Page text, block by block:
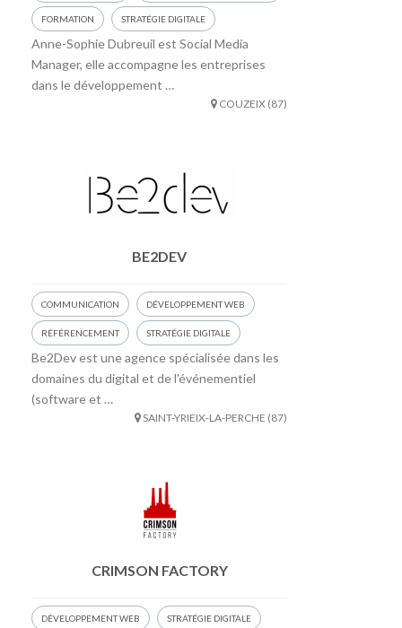
FORMATION STRATÉGIE DIGITALE
Anne-Sophie Dubreuil est Social Media
Manager, elle accompagne les entreprises
dans le développement …
COUZEIX (87)
BE2DEV
COMMUNICATION DÉVELOPPEMENT WEB
RÉFÉRENCEMENT STRATÉGIE DIGITALE
Be2Dev est une agence spécialisée dans les
domaines du digital et de l'événementiel
(software et …
SAINT-YRIEIX-LA-PERCHE (87)
CRIMSON FACTORY
DÉVELOPPEMENT WEB STRATÉGIE DIGITALE